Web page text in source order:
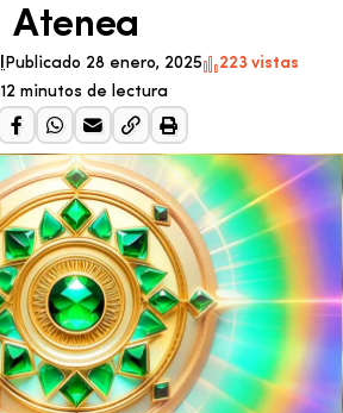
Atenea
Publicado 28 enero, 2025
223 vistas
12 minutos de lectura